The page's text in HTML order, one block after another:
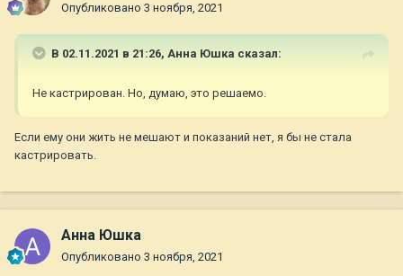
Опубликовано 3 ноября, 2021
В 02.11.2021 в 21:26, Анна Юшка сказал:
Не кастрирован. Но, думаю, это решаемо.
Если ему они жить не мешают и показаний нет, я бы не стала
кастрировать.
Анна Юшка
Опубликовано 3 ноября, 2021